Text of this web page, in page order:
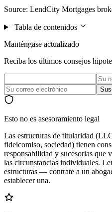
Source: LendCity Mortgages
Tabla de contenidos
Manténgase actualizado
Reciba los últimos consejos
Esto no es asesoramiento legal
Las estructuras de titularidad
fideicomiso, sociedad) tienen
responsabilidad y sucesorias que
las circunstancias individuales.
estructuras — contrate a un
establecer una.